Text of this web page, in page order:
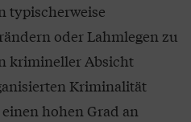
typischerweise
oder Lahmlegen zu
krimineller Absicht
Kriminalität
hohen Grad an